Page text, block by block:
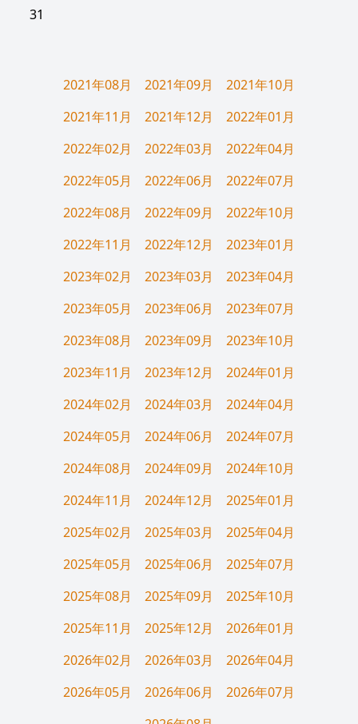
31
2021年08月 2021年09月
2021年10月
2021年11月
2021年12月
2022年01月
2022年02月
2022年03月
2022年04月
2022年05月
2022年06月
2022年07月
2022年08月
2022年09月
2022年10月
2022年11月
2022年12月
2023年01月
2023年02月
2023年03月
2023年04月
2023年05月
2023年06月
2023年07月
2023年08月
2023年09月
2023年10月
2023年11月
2023年12月
2024年01月
2024年02月
2024年03月
2024年04月
2024年05月
2024年06月
2024年07月
2024年08月
2024年09月
2024年10月
2024年11月
2024年12月
2025年01月
2025年02月
2025年03月
2025年04月
2025年05月
2025年06月
2025年07月
2025年08月
2025年09月
2025年10月
2025年11月
2025年12月
2026年01月
2026年02月
2026年03月
2026年04月
2026年05月
2026年06月
2026年07月